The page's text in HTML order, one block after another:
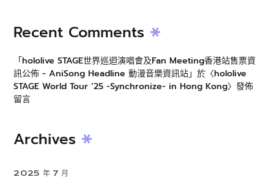
Recent Comments
「hololive STAGE世界巡迴演唱會及Fan Meeting香港站售票資
訊公佈 - AniSong Headline 動漫音樂資訊站」於〈hololive
STAGE World Tour ’25 -Synchronize- in Hong Kong〉發佈
留言
Archives
2025 年 7 月